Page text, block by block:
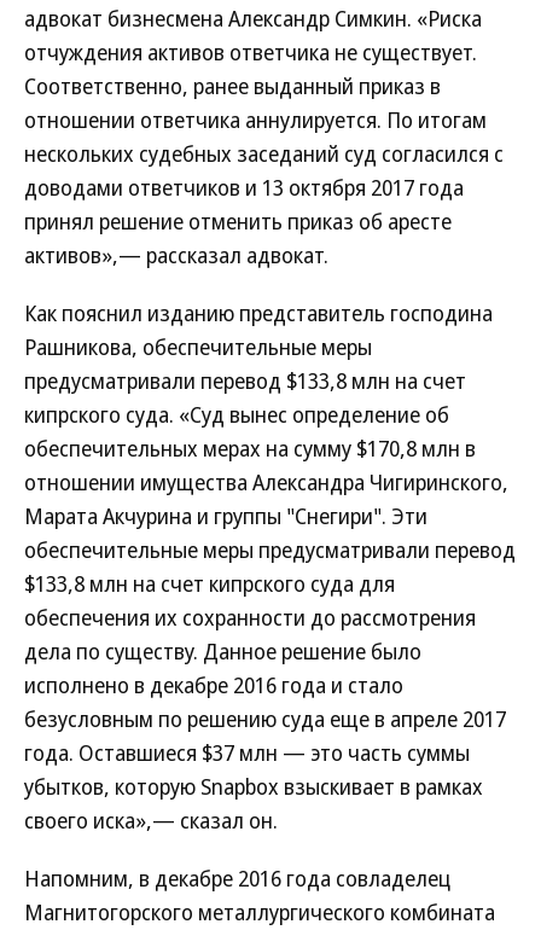
адвокат бизнесмена Александр Симкин. «Риска
отчуждения активов ответчика не существует.
Соответственно, ранее выданный приказ в
отношении ответчика аннулируется. По итогам
нескольких судебных заседаний суд согласился с
доводами ответчиков и 13 октября 2017 года
принял решение отменить приказ об аресте
активов»,— рассказал адвокат.
Как пояснил изданию представитель господина
Рашникова, обеспечительные меры
предусматривали перевод $133,8 млн на счет
кипрского суда. «Суд вынес определение об
обеспечительных мерах на сумму $170,8 млн в
отношении имущества Александра Чигиринского,
Марата Акчурина и группы "Снегири". Эти
обеспечительные меры предусматривали перевод
$133,8 млн на счет кипрского суда для
обеспечения их сохранности до рассмотрения
дела по существу. Данное решение было
исполнено в декабре 2016 года и стало
безусловным по решению суда еще в апреле 2017
года. Оставшиеся $37 млн — это часть суммы
убытков, которую Snapbox взыскивает в рамках
своего иска»,— сказал он.
Напомним, в декабре 2016 года совладелец
Магнитогорского металлургического комбината